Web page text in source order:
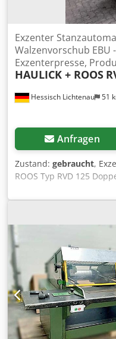
Hessisch Lichtenau 51
Exzenter
Walzenvorschub
Exzenterpresse,
HAULICK + ROOS
Anfragen
Zustand: gebraucht,
ROOS Typ RVD 125
Nr. 212560 Baujahr
880 x 800 mm
900 mm Ständerweite
Ahohlnzkohja Stößelhub
mm Einbauhöhe auf
Hübe/min.
Netzanschluß 380 Volt,
4-fach gelagerter
Stößeldruck Belastung -
NC-Walzenvorschub
nebenstehendes
Bandlaufrichtung von